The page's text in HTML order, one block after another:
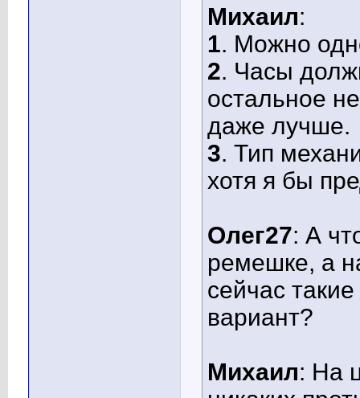
Михаил:
1. Можно
2. Часы
остальное
даже лучше.
3. Тип
хотя я бы
Олег27: А
ремешке, а
сейчас
вариант?
Михаил: На